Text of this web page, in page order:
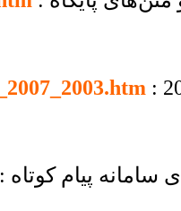
سامانه پیام کوتاه